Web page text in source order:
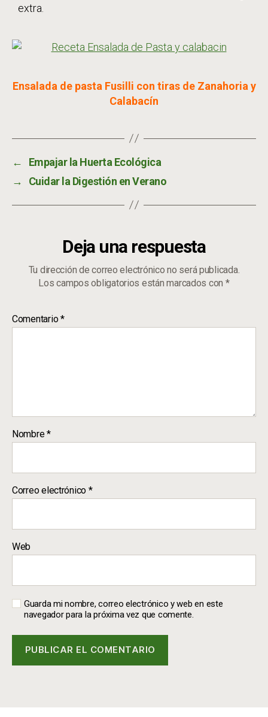
extra.
Ensalada de pasta Fusilli con tiras de Zanahoria y
Calabacín
←
Empajar la Huerta Ecológica
→
Cuidar la Digestión en Verano
Deja una respuesta
Tu dirección de correo electrónico no será publicada.
Los campos obligatorios están marcados con *
Comentario*
Nombre*
Correo electrónico *
Web
Guarda mi nombre, correo electrónico y web en este
navegador para la próxima vez que comente.